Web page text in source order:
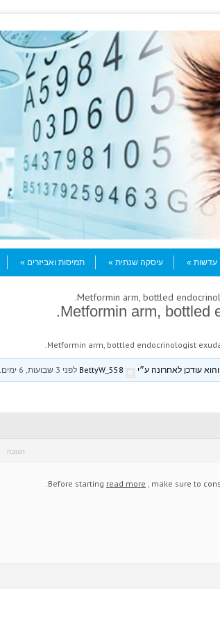
עדשות עיסקה שנתית תמיסות ואביזרים
Metformin arm, bottled
Metformin arm, bottled endocrinologist
לפני 3 שבועות, 6 ימים
תגובה
Before starting read more , make sure to